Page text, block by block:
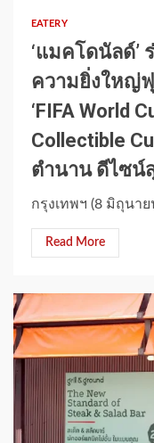
EATERY
‘แมคโดนัลด์’
ความยิ่งใหญ่
‘FIFA World
Collectible
ตำนาน ดีไซน์
กรุงเทพฯ (8 มิถุนา
Read More